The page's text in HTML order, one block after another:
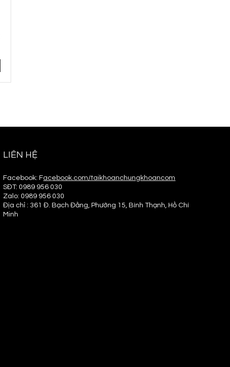
LIÊN HỆ
Facebook: Facebook.com/taikhoanchungkhoancom
SĐT:0989 956 030
Zalo:0989 956 030
Địa chỉ : 361 Đ. Bạch Đằng, Phường 15, Bình Thạnh, Hồ Chí
Minh